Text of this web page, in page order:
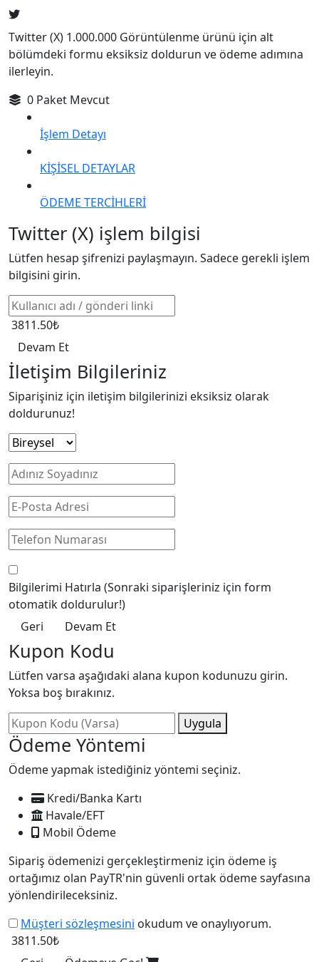
Twitter (X) 1.000.000 Görüntülenme ürünü için alt
bölümdeki formu eksiksiz doldurun ve ödeme adımına
ilerleyin.
0 Paket Mevcut
İşlem Detayı
KİŞİSEL DETAYLAR
ÖDEME TERCİHLERİ
Twitter (X) işlem bilgisi
Lütfen hesap şifrenizi paylaşmayın. Sadece gerekli işlem
bilgisini girin.
3811.50₺
Devam Et
İletişim Bilgileriniz
Siparişiniz için iletişim bilgilerinizi eksiksiz olarak
doldurunuz!
Bilgilerimi Hatırla (Sonraki siparişleriniz için form
otomatik doldurulur!)
Geri
Devam Et
Kupon Kodu
Lütfen varsa aşağıdaki alana kupon kodunuzu girin.
Yoksa boş bırakınız.
Uygula
Ödeme Yöntemi
Ödeme yapmak istediğiniz yöntemi seçiniz.
Kredi/Banka Kartı
Havale/EFT
Mobil Ödeme
Sipariş ödemenizi gerçekleştirmeniz için ödeme iş
ortağımız olan PayTR'nin güvenli ortak ödeme sayfasına
yönlendirileceksiniz.
Müşteri sözleşmesini okudum ve onaylıyorum.
3811.50₺